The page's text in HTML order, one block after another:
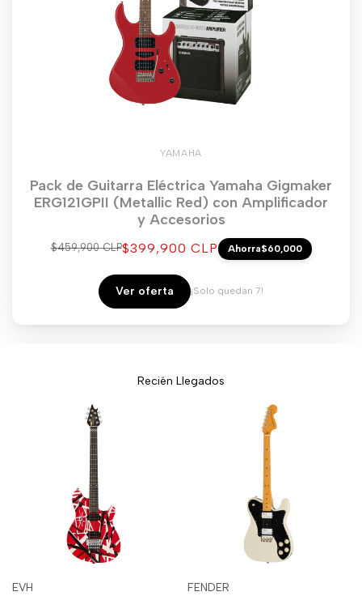
YAMAHA
Pack de Guitarra Eléctrica Yamaha Gigmaker
ERG121GPII (Metallic Red) con Amplificador
y Accesorios
Precio
$459,900 CLPPrecio
venta
$399,900 CLP Ahorra$60,000
Ver oferta ¡Solo quedan 7!
Recién Llegados
sesión
Proveedor:
EVH
sesión
sesión
Vista
Proveedor:
FENDER